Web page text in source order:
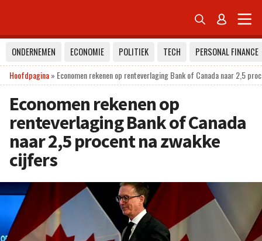
 
ONDERNEMEN ECONOMIE POLITIEK TECH
PERSONAL FINANCE
Hoofdpagina» Economen rekenen op renteverlaging Bank of Canada naar 2,5
Economen rekenen op
renteverlaging Bank of Canada
naar 2,5 procent na zwakke
cijfers